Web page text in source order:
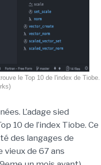
le Top 10 de l'index de Tiobe.
L’adage sied
10 de l’index Tiobe. Ce
des langages de
vieux de 67 ans